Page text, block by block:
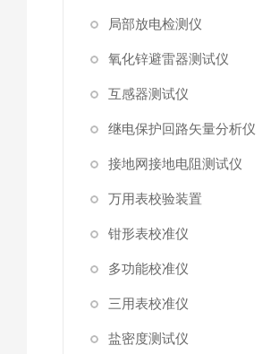
局部放电检测仪
氧化锌避雷器测试仪
互感器测试仪
继电保护回路矢量分析仪
接地网接地电阻测试仪
万用表校验装置
钳形表校准仪
多功能校准仪
三用表校准仪
盐密度测试仪